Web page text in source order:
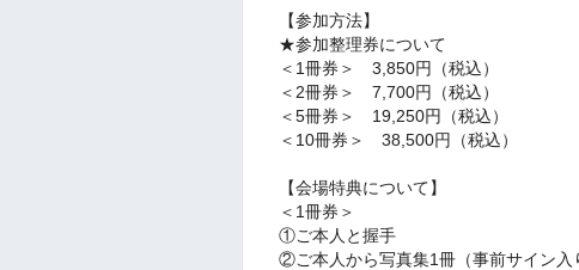
【参加方法】
★参加整理券について
＜1冊券＞ 3,850円（税込）
＜2冊券＞ 7,700円（税込）
＜5冊券＞ 19,250円（税込）
＜10冊券＞ 38,500円（税込）
【会場特典について】
＜1冊券＞
①ご本人と握手
②ご本人から写真集1冊（事前サイン入